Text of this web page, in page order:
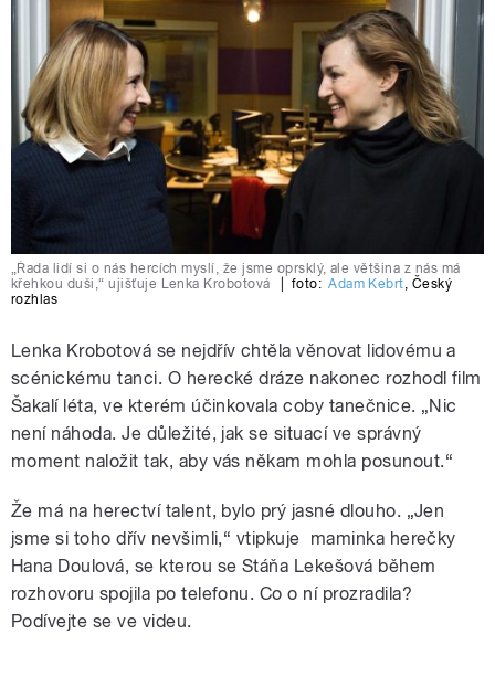
„Řada lidí si o nás hercích myslí, že jsme oprsklý, ale většina z nás má
křehkou duši,“ ujišťuje Lenka Krobotová
foto: Adam Kebrt Český
rozhlas
Lenka Krobotová se nejdřív chtěla věnovat lidovému a
scénickému tanci. O herecké dráze nakonec rozhodl film
Šakalí léta, ve kterém účinkovala coby tanečnice. „Nic
není náhoda. Je důležité, jak se situací ve správný
moment naložit tak, aby vás někam mohla posunout.“
Že má na herectví talent, bylo prý jasné dlouho. „Jen
jsme si toho dřív nevšimli,“ vtipkuje maminka herečky
Hana Doulová, se kterou se Stáňa Lekešová během
rozhovoru spojila po telefonu. Co o ní prozradila?
Podívejte se ve videu.